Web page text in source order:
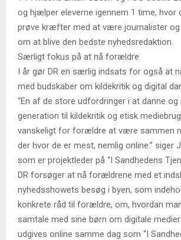
og hjælper eleverne igennem 1 time, hvor
prøve kræfter med at være journalister og
om at blive den bedste nyhedsredaktion.
Særligt fokus på at nå forældre
I år gør DR en særlig indsats for også at
med budskaber om kildekritik og digital
“En af de store udfordringer i at danne og
generation til kildekritik og etisk
vanskeligt for forældre at være sammen
der hvor de er mest, nemlig online.” siger
som er projektleder på “I Sandhedens
DR forsøger at nå forældrene med et
nyhedsshowets besøg i byen, som
konkrete råd til forældre, om, hvordan
samtale med sine børn om digitale
udgives online samme dag som “I